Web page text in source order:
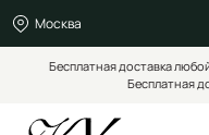
Москва
Бесплатная доставка
Бесплатная